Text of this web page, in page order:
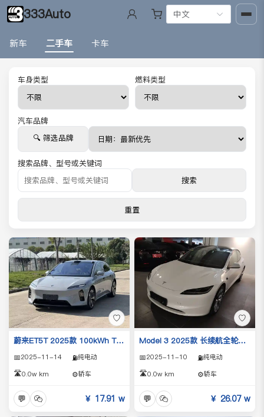
333Auto 中文
新车 二手车 卡车
车身类型 燃料类型
汽车品牌
🔍 筛选品牌
搜索品牌、型号或关键词
搜索
重置
♡
蔚来ET5T 2025款 100kWh Touring
📅2025-11-14 ⛽纯电动
🛣️0.0w km ⚙️轿车
💬 ￥ 17.91 w
♡
Model 3 2025款 长续航全轮驱动版
📅2025-11-10 ⛽纯电动
🛣️0.0w km ⚙️轿车
💬 ￥ 26.07 w